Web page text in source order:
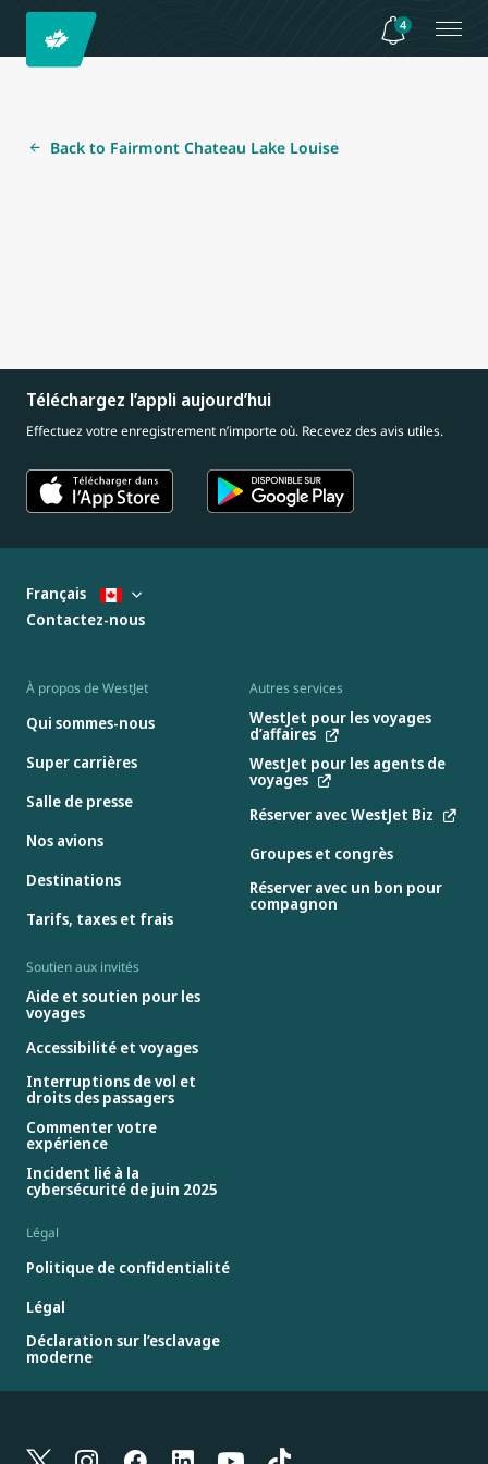
4
Back to Fairmont Chateau Lake Louise
Téléchargez l’appli aujourd’hui
Effectuez votre enregistrement n’importe où. Recevez des avis utiles.
À propos de WestJet
Qui sommes-nous
Super carrières
Salle de presse
Nos avions
Destinations
Tarifs, taxes et frais
Autres services
WestJet pour les voyages
d’affaires
WestJet pour les agents de
voyages
Réserver avec WestJet Biz
Groupes et congrès
Réserver avec un bon pour
compagnon
Soutien aux invités
Aide et soutien pour les
voyages
Accessibilité et voyages
Interruptions de vol et
droits des passagers
Commenter votre
expérience
Incident lié à la
cybersécurité de juin 2025
Légal
Politique de confidentialité
Légal
Déclaration sur l’esclavage
moderne
Français
Contactez-nous